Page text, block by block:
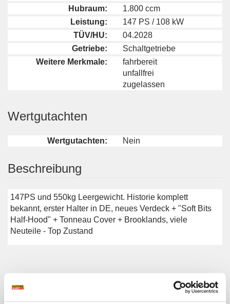
Hubraum:
1.800 ccm
Leistung:
147 PS / 108 kW
TÜV/HU:
04.2028
Getriebe:
Schaltgetriebe
Weitere Merkmale:
fahrbereit
unfallfrei
zugelassen
Wertgutachten
Wertgutachten: Nein
Beschreibung
147PS und 550kg Leergewicht. Historie komplett
bekannt, erster Halter in DE, neues Verdeck + "Soft Bits
Half-Hood" + Tonneau Cover + Brooklands, viele
Neuteile - Top Zustand
ALLE ANZEIGEN